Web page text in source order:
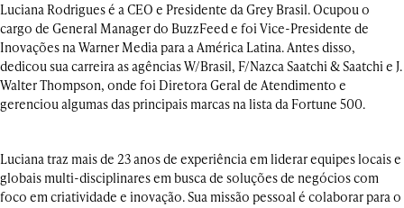
Luciana Rodrigues é a CEO e Presidente da Grey Brasil. Ocupou o
cargo de General Manager do BuzzFeed e foi Vice-Presidente de
Inovações na Warner Media para a América Latina. Antes disso,
dedicou sua carreira as agências W/Brasil, F/Nazca Saatchi & Saatchi e J.
Walter Thompson, onde foi Diretora Geral de Atendimento e
gerenciou algumas das principais marcas na lista da Fortune 500.
Luciana traz mais de 23 anos de experiência em liderar equipes locais e
globais multi-disciplinares em busca de soluções de negócios com
foco em criatividade e inovação. Sua missão pessoal é colaborar para o